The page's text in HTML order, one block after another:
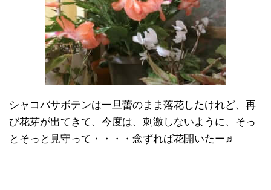
シャコバサボテンは一旦蕾のまま落花したけれど、再
び花芽が出てきて、今度は、刺激しないように、そっ
とそっと見守って・・・・念ずれば花開いたー♬